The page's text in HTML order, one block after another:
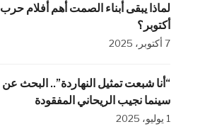
لماذا يبقى أبناء الصمت أهم أفلام حرب
أكتوبر؟
7 أكتوبر، 2025
“أنا شبعت تمثيل النهاردة”.. البحث عن
سينما نجيب الريحاني المفقودة
1 يوليو، 2025